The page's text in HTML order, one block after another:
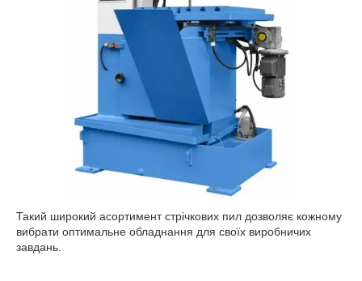
Такий широкий асортимент стрічкових пил дозволяє кожному
вибрати оптимальне обладнання для своїх виробничих
завдань.